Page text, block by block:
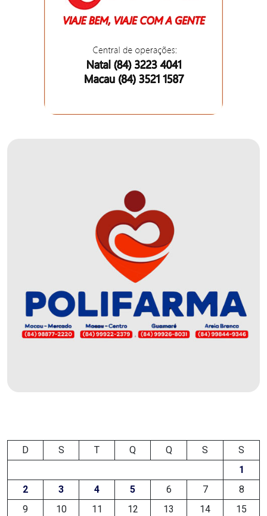
ELEIÇÕES
EMANCIPAÇÃO
CARNAUBAIS
EMANCIPAÇÃO
EMPREENDIMENTO
ENTREVISTA
ESPORTE
FANEX
FESTA
DAS
D S T Q Q S
S
1
2
3 4 5 6 7
8
9
10 11 12 13 14
15